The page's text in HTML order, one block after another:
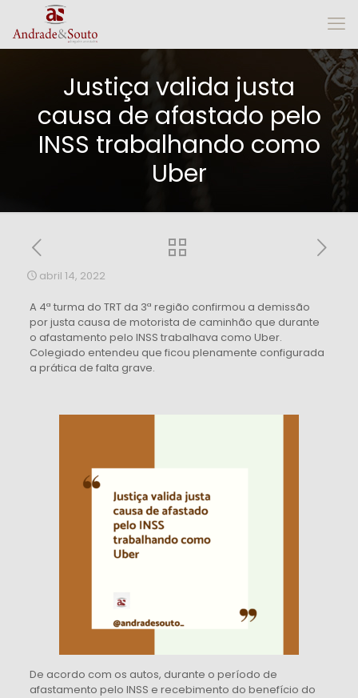
Justiça valida justa
causa de afastado pelo
INSS trabalhando como
Uber
abril 14, 2022
A 4ª turma do TRT da 3ª região confirmou a demissão
por justa causa de motorista de caminhão que durante
o afastamento pelo INSS trabalhava como Uber.
Colegiado entendeu que ficou plenamente configurada
a prática de falta grave.
De acordo com os autos, durante o período de
afastamento pelo INSS e recebimento do benefício do